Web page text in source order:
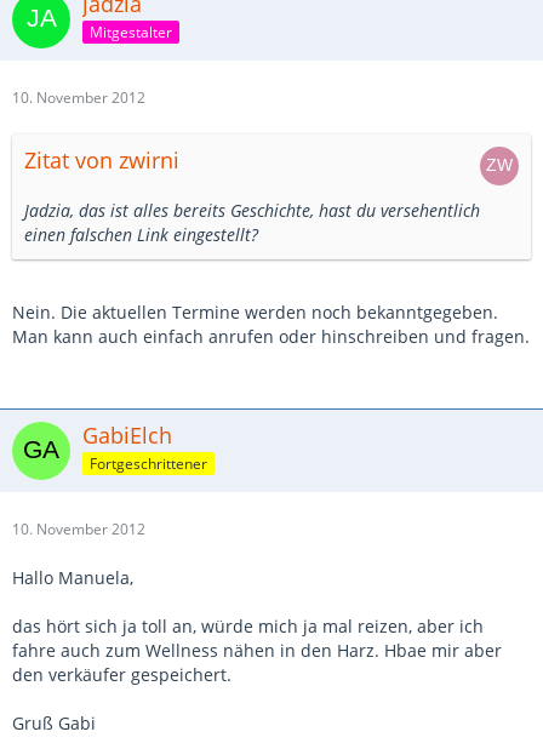
Mitgestalter
10. November 2012
Zitat von zwirni
Jadzia, das ist alles bereits Geschichte, hast du versehentlich
einen falschen Link eingestellt?
Nein. Die aktuellen Termine werden noch bekanntgegeben.
Man kann auch einfach anrufen oder hinschreiben und fragen.
GabiElch
Fortgeschrittener
10. November 2012
Hallo Manuela,
das hört sich ja toll an, würde mich ja mal reizen, aber ich
fahre auch zum Wellness nähen in den Harz. Hbae mir aber
den verkäufer gespeichert.
Gruß Gabi